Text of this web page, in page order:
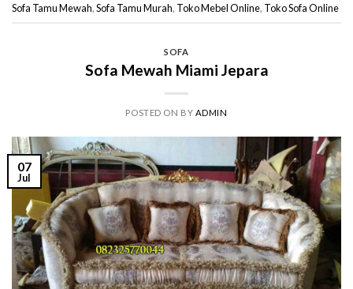
Sofa Tamu Mewah,Sofa Tamu Murah, Toko Mebel Online, Toko Sofa Online
SOFA
Sofa Mewah Miami Jepara
POSTED ON BY ADMIN
07
Jul